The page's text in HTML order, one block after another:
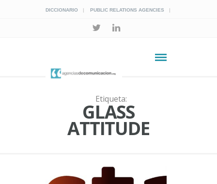
DICCIONARIO PUBLIC RELATIONS AGENCIES
Etiqueta:
GLASS
ATTITUDE